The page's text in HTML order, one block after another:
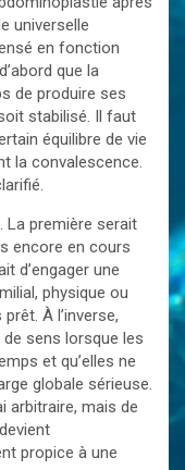
universelle
en fonction
que la
de produire ses
stabilisé. Il faut
équilibre de vie
la convalescence.
La première serait
encore en cours
d’engager une
physique ou
À l’inverse,
sens lorsque les
et qu’elles ne
globale sérieuse.
arbitraire, mais de
propice à une